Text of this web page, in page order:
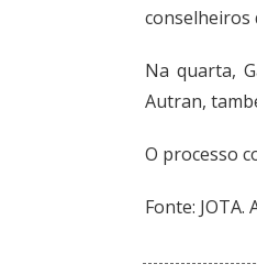
conselheiros
Na quarta,
Autran,
O processo
Fonte: JOTA.